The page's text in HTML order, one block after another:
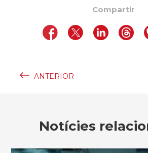
Compartir
ANTERIOR
Notícies